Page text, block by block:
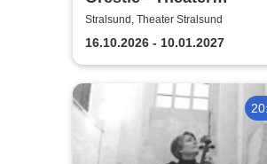
Vorpommern
Stralsund, Theater Stralsund
16.10.2026 - 10.01.2027